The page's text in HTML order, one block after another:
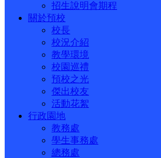
招生說明會期程
關於預校
校長
校況介紹
教學環境
校園巡禮
預校之光
傑出校友
活動花絮
行政園地
教務處
學生事務處
總務處